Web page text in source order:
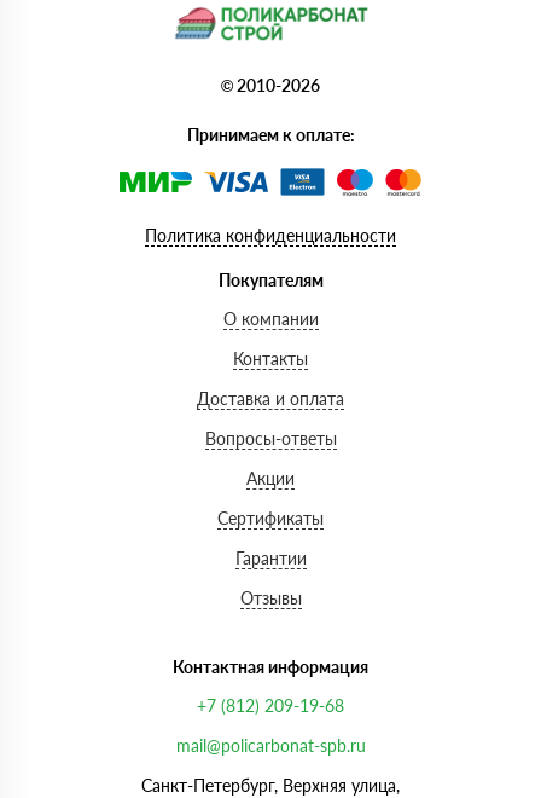
© 2010-2026
Принимаем к оплате:
Политика конфиденциальности
Покупателям
О компании
Контакты
Доставка и оплата
Вопросы-ответы
Акции
Сертификаты
Гарантии
Отзывы
Контактная информация
+7 (812) 209-19-68
mail@policarbonat-spb.ru
Санкт-Петербург, Верхняя улица,